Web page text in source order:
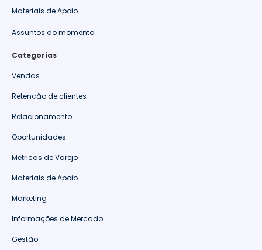
Materiais de Apoio
Assuntos do momento
Categorias
Vendas
Retenção de clientes
Relacionamento
Oportunidades
Métricas de Varejo
Materiais de Apoio
Marketing
Informações de Mercado
Gestão